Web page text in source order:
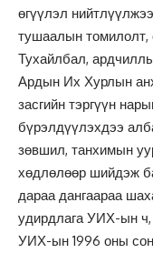
өгүүлэл
тушаалын томилолт,
Тухайлбал,
Ардын Их Хурлын
засгийн тэргүүн
бүрэлдүүлэхдээ
зөвшил, танхимын
хөдлөлөөр шийдэж
дараа дангаараа
удирдлага УИХ-ын ч,
УИХ-ын 1996 оны